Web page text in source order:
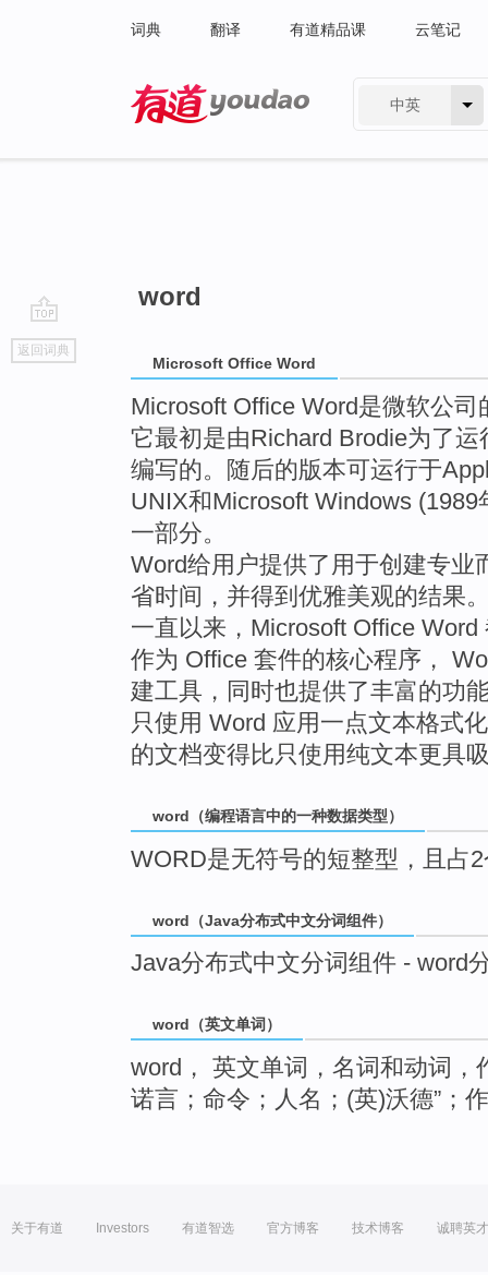
词典 翻译 有道精品课 云笔记
中英
go
top
返回词典
word
Microsoft Office Word
Microsoft Office Word是微软公
它最初是由Richard Brodie为了
编写的。随后的版本可运行于
UNIX和Microsoft Windows
一部分。
Word给用户提供了用于创建专业
省时间，并得到优雅美观的结果
一直以来，Microsoft Office
作为 Office 套件的核心程序，
建工具，同时也提供了丰富的功
只使用 Word 应用一点文本格式
的文档变得比只使用纯文本更具
word（编程语言中的一种数据类型）
WORD是无符号的短整型，且占
word（Java分布式中文分词组件）
Java分布式中文分词组件 - word
word（英文单词）
word， 英文单词，名词和动词，
诺言；命令；人名；(英)沃德”；
关于有道 Investors 有道智选 官方博客 技术博客 诚聘英才